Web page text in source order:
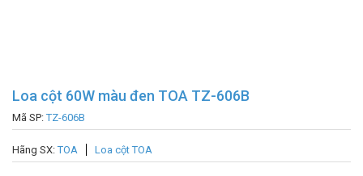
Loa cột 60W màu đen TOA TZ-606B
Mã SP:TZ-606B
Hãng SX:TOA Loa cột TOA